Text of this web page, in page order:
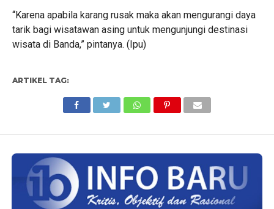
“Karena apabila karang rusak maka akan mengurangi daya
tarik bagi wisatawan asing untuk mengunjungi destinasi
wisata di Banda,” pintanya. (Ipu)
ARTIKEL TAG: